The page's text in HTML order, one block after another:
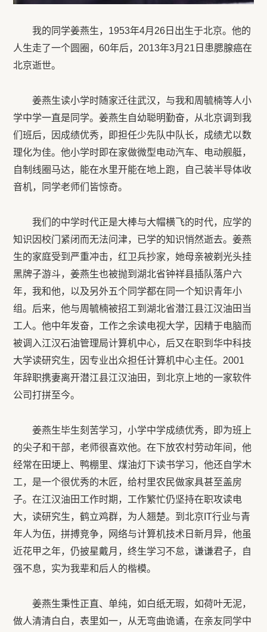
我的同学姜燕生，1953年4月26日出生于北京。他的
人生走了一个圆圈，60年后，2013年3月21日患腮腺癌在
北京逝世。
姜燕生读小学时随家迁往武汉，与我和周毓楠等人小
学中学一直是同学。姜燕生自幼聪明勤奋，从北京调到我
们班后，因成绩优秀，即担任少先队中队长，成绩尤以数
理化为佳。他小学时即在家做微型电动汽车、电动舰艇，
自制线圈马达，能在水里开能在地上跑，自己装半导体收
音机，同学老师们皆惊奇。
我们的中学时代正是大棒与大帽横飞的时代，应学的
知识因校门紧闭而无法问津，已学的知识悄然逝去。姜燕
生的家庭受到严重冲击，红卫兵抄家，她母亲被剃光头挂
黑牌子游斗，姜燕生也被抛到湖北省钟祥县插队落户六
年，我和他，以及另外五个同学都在同一个知识青年小
组。后来，他与周毓楠被招工到湖北省潜江县江汉油田当
工人。他中年发奋，工作之余读电视大学，因精于电脑而
被调入江汉石油管理局计算机中心，后又在职到华中科技
大学读研究生，因专业出众担任计算机中心主任。2001
年辞职携妻离开潜江县江汉油田，到北京上地的一家软件
公司打拼至今。
姜燕生毕生刻苦学习，小学中学成绩优秀，即为班上
的尖子和干部，老师很喜欢他。在下放农村劳动年间，他
经常在田埂上、鸭棚里、煤油灯下读书学习，他还自学木
工，是一个很优秀的木匠，给村里农民做家具甚至盖房
子。在江汉油田工作时期，工作繁忙仍坚持在职攻读电
大，读研究生，鹤立鸡群，为人翘楚。到北京IT行业与青
年人为伍，拼搏竞争，网络与计算机技术日新月异，他虽
近花甲之年，仍披星戴月，终生学习不怠，谦谦君子，自
强不息，实为我辈和后人的楷模。
姜燕生秉性正直、单纯，如白纸无瑕，如荷叶无泥，
做人清清白白，表里如一，从无弯曲诡谲，在亲友同学中